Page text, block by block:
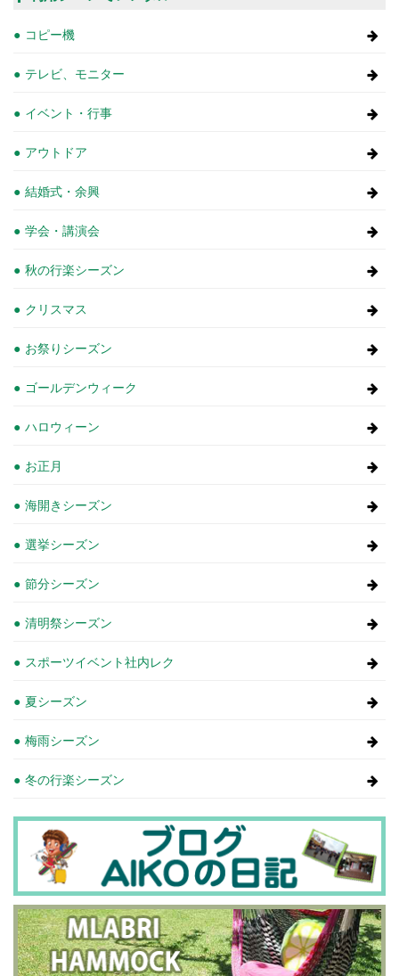
コピー機
テレビ、モニター
イベント・行事
アウトドア
結婚式・余興
学会・講演会
秋の行楽シーズン
クリスマス
お祭りシーズン
ゴールデンウィーク
ハロウィーン
お正月
海開きシーズン
選挙シーズン
節分シーズン
清明祭シーズン
スポーツイベント社内レク
夏シーズン
梅雨シーズン
冬の行楽シーズン